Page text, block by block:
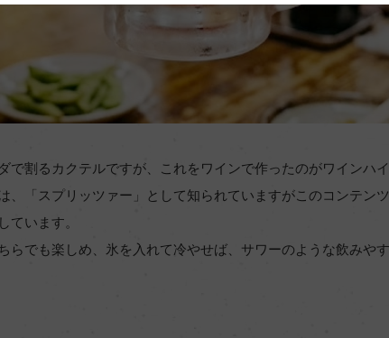
で割るカクテルですが、これをワインで作ったのがワインハ
、「スプリッツァー」として知られていますがこのコンテン
ています。
らでも楽しめ、氷を入れて冷やせば、サワーのような飲みや